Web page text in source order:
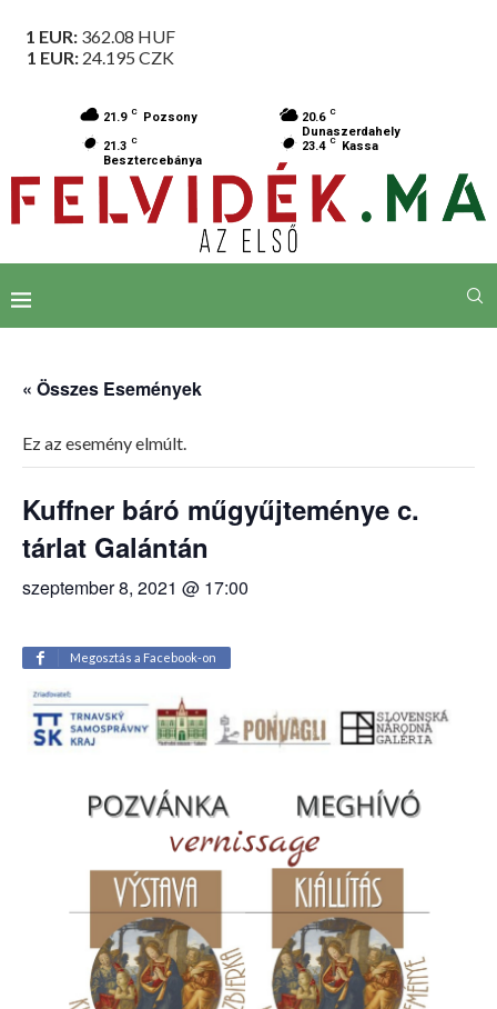
1 EUR: 362.08 HUF
1 EUR: 24.195 CZK
21.9 C Pozsony 20.6 C
Dunaszerdahely
21.3 C
Besztercebánya
23.4 C Kassa
« Összes Események
Ez az esemény elmúlt.
Kuffner báró műgyűjteménye c.
tárlat Galántán
szeptember 8, 2021 @ 17:00
Megosztás a Facebook-on